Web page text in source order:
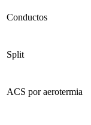
Conductos
Split
ACS por aerotermia